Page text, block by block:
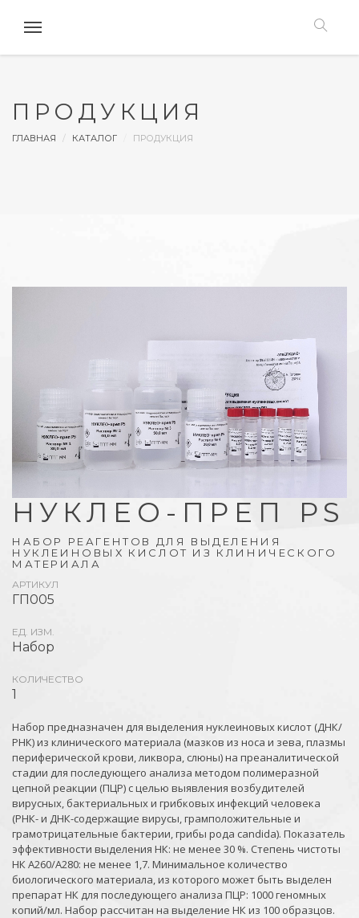
ПРОДУКЦИЯ
ГЛАВНАЯ КАТАЛОГ ПРОДУКЦИЯ
НУКЛЕО-ПРЕП PS
НАБОР РЕАГЕНТОВ ДЛЯ ВЫДЕЛЕНИЯ
НУКЛЕИНОВЫХ КИСЛОТ ИЗ КЛИНИЧЕСКОГО
МАТЕРИАЛА
АРТИКУЛ
ГП005
ЕД. ИЗМ.
Набор
КОЛИЧЕСТВО
1
Набор предназначен для выделения нуклеиновых кислот (ДНК/
РНК) из клинического материала (мазков из носа и зева, плазмы
периферической крови, ликвора, слюны) на преаналитической
стадии для последующего анализа методом полимеразной
цепной реакции (ПЦР) с целью выявления возбудителей
вирусных, бактериальных и грибковых инфекций человека
(РНК- и ДНК-содержащие вирусы, грамположительные и
грамотрицательные бактерии, грибы рода candida). Показатель
эффективности выделения НК: не менее 30 %. Степень чистоты
НК A260/A280: не менее 1,7. Минимальное количество
биологического материала, из которого может быть выделен
препарат НК для последующего анализа ПЦР: 1000 геномных
копий/мл. Набор рассчитан на выделение НК из 100 образцов.